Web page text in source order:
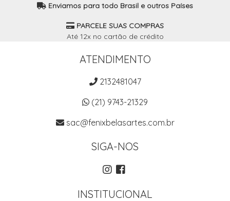
Enviamos para todo Brasil e outros Países
PARCELE SUAS COMPRAS
Até 12x no cartão de crédito
ATENDIMENTO
2132481047
(21) 9743-21329
sac@fenixbelasartes.com.br
SIGA-NOS
INSTITUCIONAL